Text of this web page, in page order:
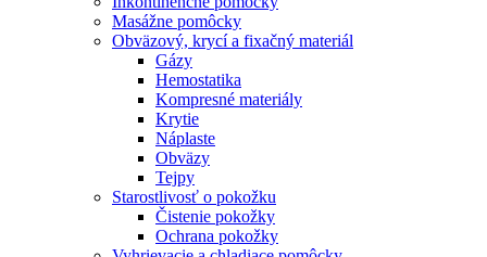
Masážne pomôcky
Obväzový, krycí a fixačný materiál
Gázy
Hemostatika
Kompresné materiály
Krytie
Náplaste
Obväzy
Tejpy
Starostlivosť o pokožku
Čistenie pokožky
Ochrana pokožky